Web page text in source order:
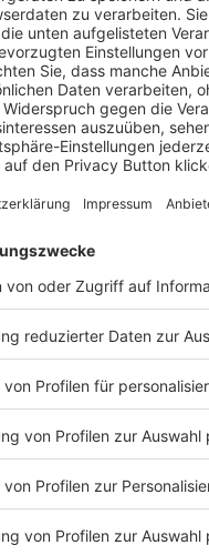
sich
beginnt mit einer
Quanteneffekten, und
geeignet sind Bereiche
oder kryptografische
wo sich langfristig
Use Cases“,
nicht isoliert. Sie
zwischen klassischer
ihre HPC-
Rolle: Post-Quantum-